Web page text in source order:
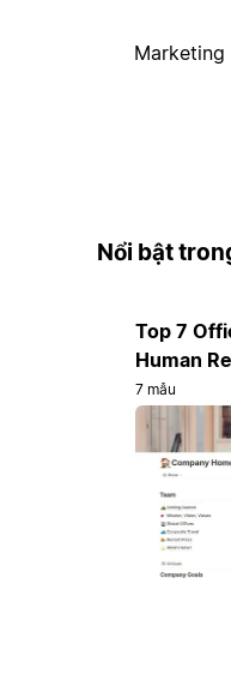
Marketing
Nổi bật
Top 7
Human
7 mẫu